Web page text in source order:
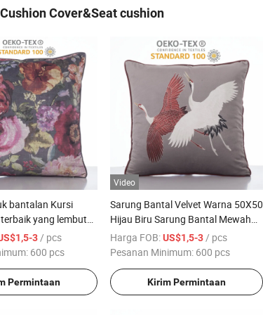
Cover&Seat cushion
bantalan Kursi
yang lembut
sofa di Rumah
desain
3/ pcs
600 pcs
Permintaan
Video
Sarung Bantal Velvet Warna 50X50
Hijau Biru Sarung Bantal Mewah
untuk Sofa Dekorasi Rumah
Harga FOB:US$1,5-3/ pcs
Pesanan Minimum: 600 pcs
Kirim Permintaan